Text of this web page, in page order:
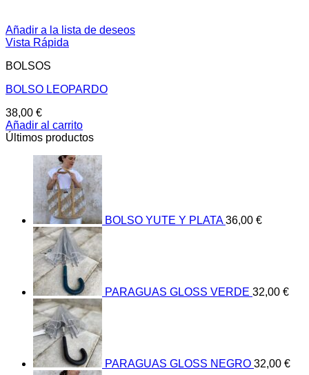
Añadir a la lista de deseos
Vista Rápida
BOLSOS
BOLSO LEOPARDO
38,00 €
Añadir al carrito
Últimos productos
BOLSO YUTE Y PLATA 36,00 €
PARAGUAS GLOSS VERDE 32,00 €
PARAGUAS GLOSS NEGRO 32,00 €